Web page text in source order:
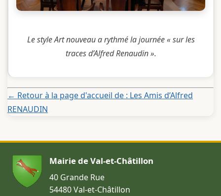
Le style Art nouveau a rythmé la journée « sur les
traces d’Alfred Renaudin ».
← Retour à la page d'accueil de : Les Amis d’Alfred
RENAUDIN
Mairie de Val-et-Châtillon
40 Grande Rue
54480 Val-et-Châtillon